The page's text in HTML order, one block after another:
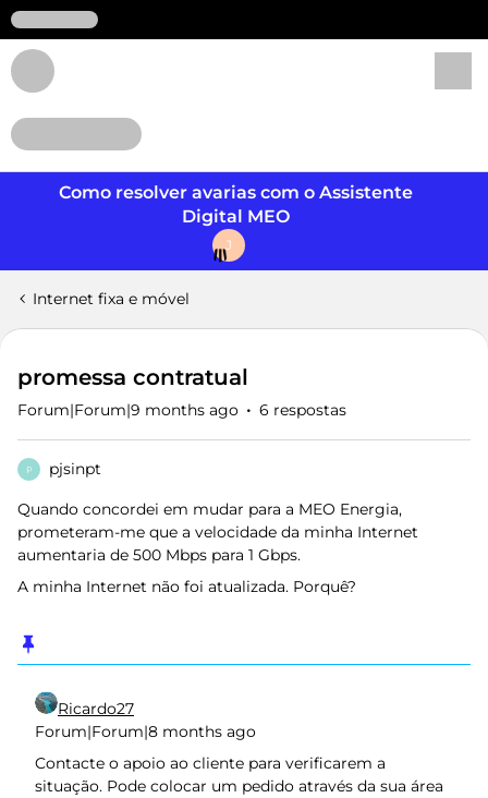
Como resolver avarias com o Assistente
Digital MEO
J
Internet fixa e móvel
promessa contratual
Forum|Forum|9 months ago 6 respostas
P pjsinpt
Quando concordei em mudar para a MEO Energia,
prometeram-me que a velocidade da minha Internet
aumentaria de 500 Mbps para 1 Gbps.
A minha Internet não foi atualizada. Porquê?
Ricardo27
Forum|Forum|8 months ago
Contacte o apoio ao cliente para verificarem a
situação. Pode colocar um pedido através da sua área